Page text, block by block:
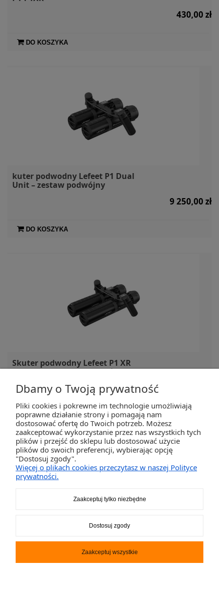
430,00 zł
DO KOSZYKA
kuter podwodny Lefeet P1 Dual
Unit – zestaw podwójny
9 250,00 zł
DO KOSZYKA
Skuter podwodny Lefeet P1 XR
Dual Unit – zestaw podwójny
DO KOSZYKA
Ponton Gladiator Active C420
AL morski - biały + markiza i
Dbamy o Twoją prywatność
Pliki cookies i pokrewne im technologie umożliwiają
poprawne działanie strony i pomagają nam
dostosować ofertę do Twoich potrzeb. Możesz
zaakceptować wykorzystanie przez nas wszystkich tych
plików i przejść do sklepu lub dostosować użycie
plików do swoich preferencji, wybierając opcję
"Dostosuj zgody".
Więcej o plikach cookies przeczytasz w naszej Polityce
prywatności.
Zaakceptuj tylko niezbędne
Dostosuj zgody
Zaakceptuj wszystkie